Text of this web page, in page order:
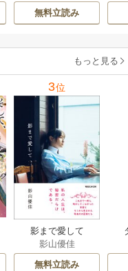
00 1巻
無料立読み
もっと見る
3位
影まで愛して
影山優佳
無料立読み